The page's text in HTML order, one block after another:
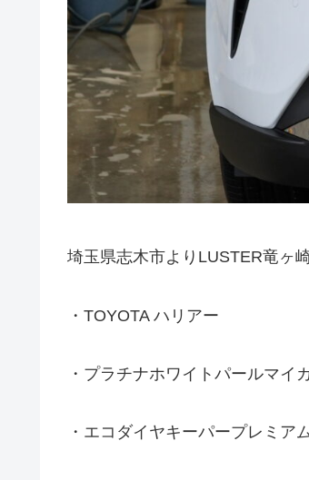
埼玉県志木市よりLUSTER竜ヶ
・TOYOTA ハリアー
・プラチナホワイトパールマイ
・エコダイヤキーパープレミア